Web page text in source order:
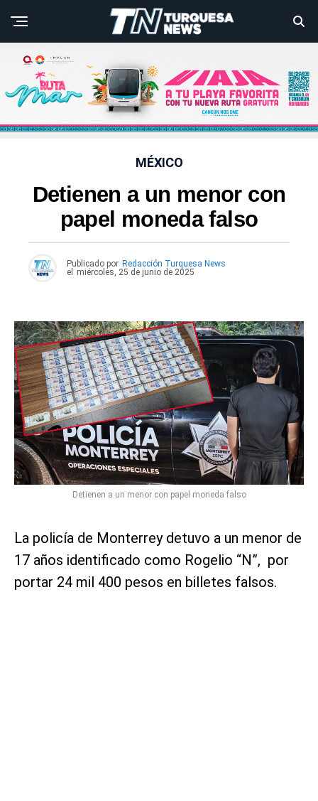
MÉXICO
Detienen a un menor con
papel moneda falso
Publicado por Redacción Turquesa News
el
miércoles, 25 de junio de 2025
Detienen a un menor con papel moneda falso
La policía de Monterrey detuvo a un menor de
17 años identificado como Rogelio “N”, por
portar 24 mil 400 pesos en billetes falsos.